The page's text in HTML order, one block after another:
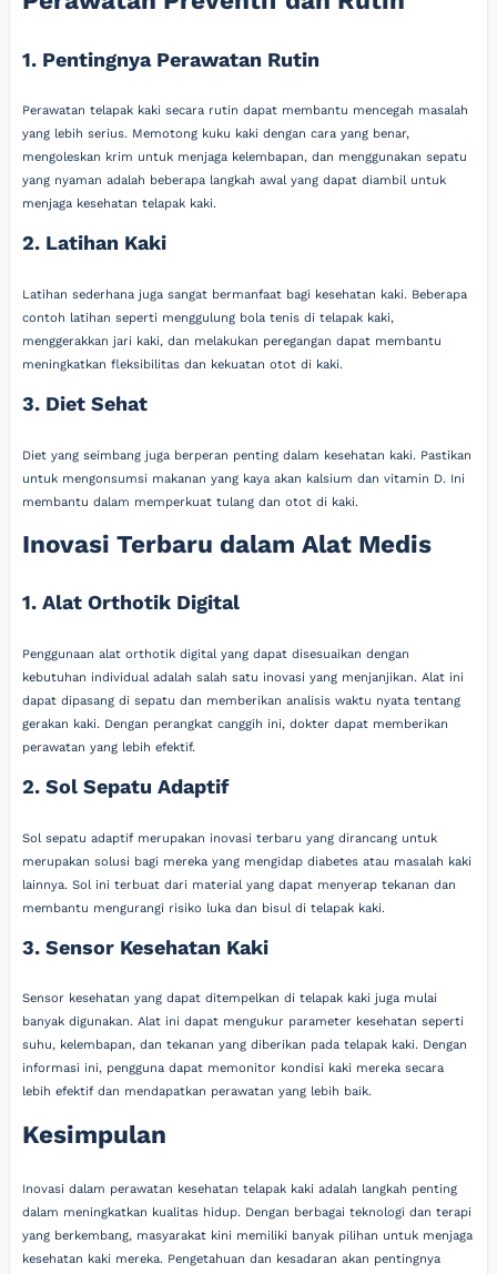
1. Pentingnya Perawatan Rutin
Perawatan telapak kaki secara rutin dapat membantu mencegah masalah
yang lebih serius. Memotong kuku kaki dengan cara yang benar,
mengoleskan krim untuk menjaga kelembapan, dan menggunakan sepatu
yang nyaman adalah beberapa langkah awal yang dapat diambil untuk
menjaga kesehatan telapak kaki.
2. Latihan Kaki
Latihan sederhana juga sangat bermanfaat bagi kesehatan kaki. Beberapa
contoh latihan seperti menggulung bola tenis di telapak kaki,
menggerakkan jari kaki, dan melakukan peregangan dapat membantu
meningkatkan fleksibilitas dan kekuatan otot di kaki.
3. Diet Sehat
Diet yang seimbang juga berperan penting dalam kesehatan kaki. Pastikan
untuk mengonsumsi makanan yang kaya akan kalsium dan vitamin D. Ini
membantu dalam memperkuat tulang dan otot di kaki.
Inovasi Terbaru dalam Alat Medis
1. Alat Orthotik Digital
Penggunaan alat orthotik digital yang dapat disesuaikan dengan
kebutuhan individual adalah salah satu inovasi yang menjanjikan. Alat ini
dapat dipasang di sepatu dan memberikan analisis waktu nyata tentang
gerakan kaki. Dengan perangkat canggih ini, dokter dapat memberikan
perawatan yang lebih efektif.
2. Sol Sepatu Adaptif
Sol sepatu adaptif merupakan inovasi terbaru yang dirancang untuk
merupakan solusi bagi mereka yang mengidap diabetes atau masalah kaki
lainnya. Sol ini terbuat dari material yang dapat menyerap tekanan dan
membantu mengurangi risiko luka dan bisul di telapak kaki.
3. Sensor Kesehatan Kaki
Sensor kesehatan yang dapat ditempelkan di telapak kaki juga mulai
banyak digunakan. Alat ini dapat mengukur parameter kesehatan seperti
suhu, kelembapan, dan tekanan yang diberikan pada telapak kaki. Dengan
informasi ini, pengguna dapat memonitor kondisi kaki mereka secara
lebih efektif dan mendapatkan perawatan yang lebih baik.
Kesimpulan
Inovasi dalam perawatan kesehatan telapak kaki adalah langkah penting
dalam meningkatkan kualitas hidup. Dengan berbagai teknologi dan terapi
yang berkembang, masyarakat kini memiliki banyak pilihan untuk menjaga
kesehatan kaki mereka. Pengetahuan dan kesadaran akan pentingnya